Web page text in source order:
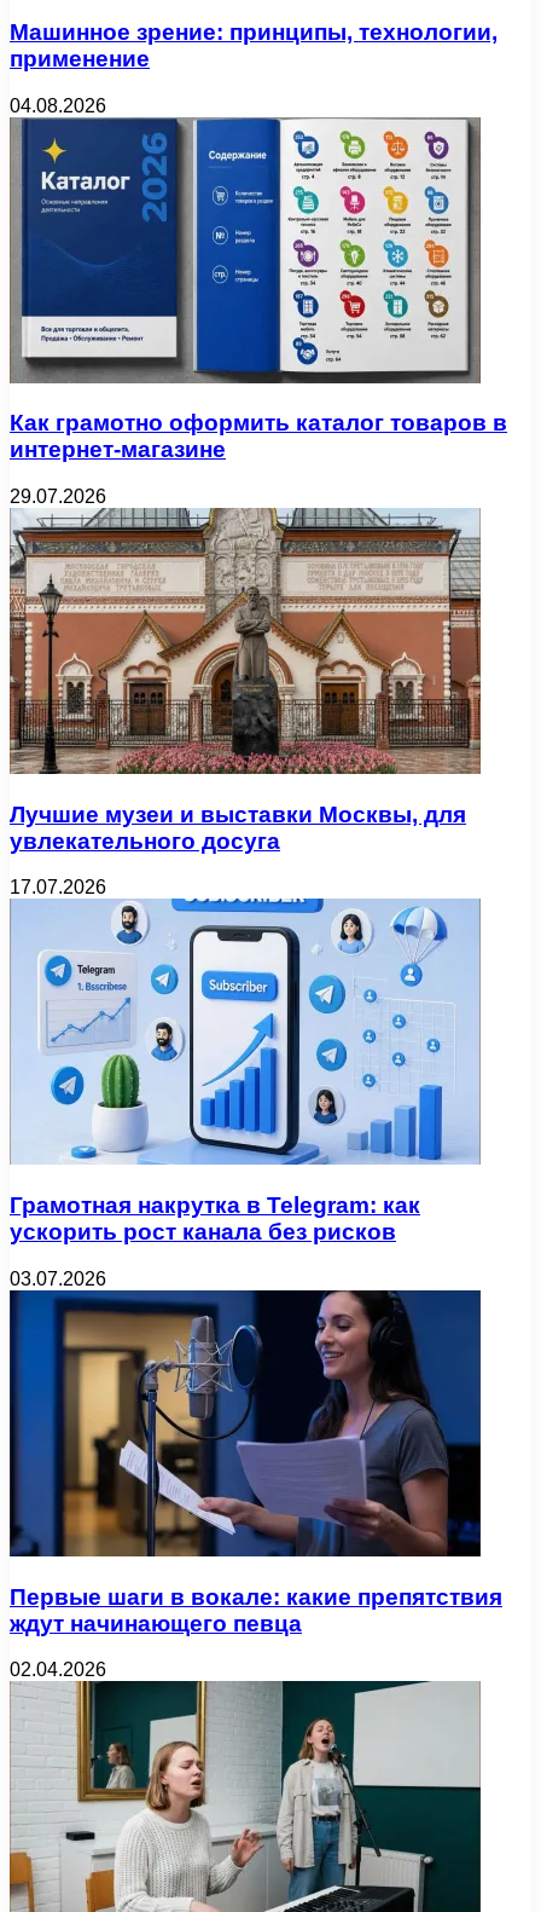
Машинное зрение: принципы, технологии,
применение
04.08.2026
Как грамотно оформить каталог товаров в
интернет-магазине
29.07.2026
Лучшие музеи и выставки Москвы, для
увлекательного досуга
17.07.2026
Грамотная накрутка в Telegram: как
ускорить рост канала без рисков
03.07.2026
Первые шаги в вокале: какие препятствия
ждут начинающего певца
02.04.2026